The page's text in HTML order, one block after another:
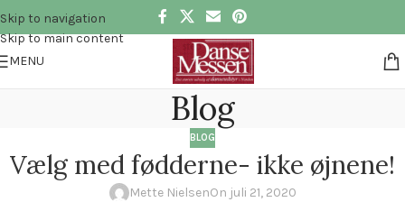
Skip to navigation
Skip to main content
MENU
Blog
BLOG
Vælg med fødderne- ikke øjnene!
Mette NielsenOn juli 21, 2020